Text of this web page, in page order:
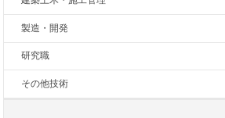
製造・開発
研究職
その他技術